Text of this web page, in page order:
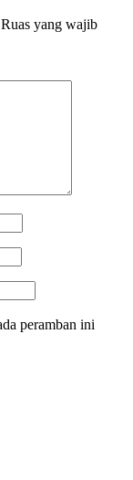
Ruas yang wajib
peramban ini